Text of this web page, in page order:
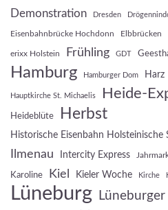
Demonstration Dresden
Eisenbahnbrücke Hochdonn Elbbrücken
erixx Holstein Frühling GDT
Hamburg Hamburger Dom Harz
Hauptkirche St. Michaelis Heide-
Heideblüte Herbst
Historische Eisenbahn Holsteinische
Ilmenau Intercity Express
Karoline Kiel Kieler Woche Kirche
Lüneburg